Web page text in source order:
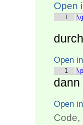
Open
1
durch
Open
1
dann
Open
Code,